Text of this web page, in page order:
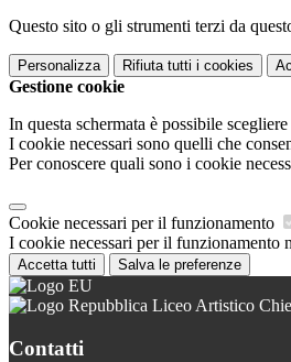
Questo sito o gli strumenti terzi da
Personalizza Rifiuta tutti i cookies
Gestione cookie
In questa schermata è possibile
I cookie necessari sono quelli che
Per conoscere quali sono i cookie
Cookie necessari per il funzionamento
I cookie necessari per il funzionamento
Accetta tutti Salva le preferenze
Liceo Artistico
Contatti